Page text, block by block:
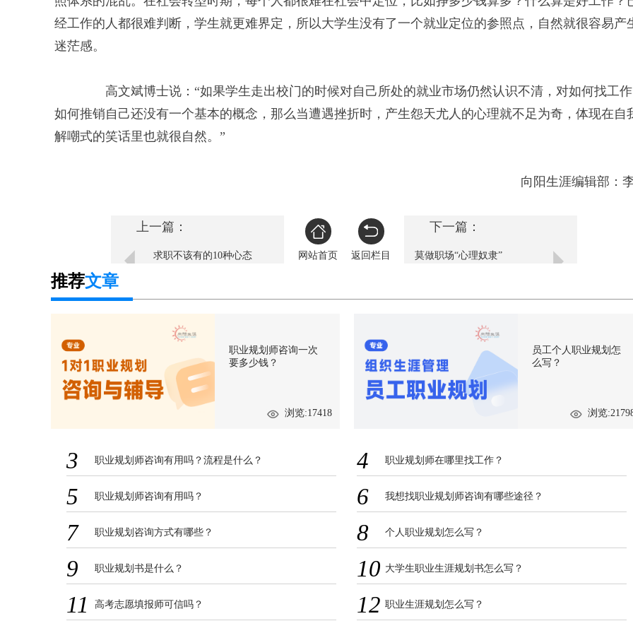
经工作的人都很难判断，学生就更难界定，所以大学生没有了一个就业定位的参照点，自然就很容易产
迷茫感。
高文斌博士说：“如果学生走出校门的时候对自己所处的就业市场仍然认识不清，对如何找工作
如何推销自己还没有一个基本的概念，那么当遭遇挫折时，产生怨天尤人的心理就不足为奇，体现在自
解嘲式的笑话里也就很自然。”
向阳生涯编辑部：
上一篇：
求职不该有的10种心态 网站首页 返回栏目
下一篇：
莫做职场“心理奴隶”
推荐文章
职业规划师咨询一次
要多少钱？
浏览:17418
员工个人职业规划怎
么写？
浏览
3 职业规划师咨询有用吗？流程是什么？ 4 职业规划师在哪里找工作？
5 职业规划师咨询有用吗？ 6 我想找职业规划师咨询有哪些途径？
7 职业规划咨询方式有哪些？ 8 个人职业规划怎么写？
9 职业规划书是什么？ 10 大学生职业生涯规划书怎么写？
11 高考志愿填报师可信吗？ 12 职业生涯规划怎么写？